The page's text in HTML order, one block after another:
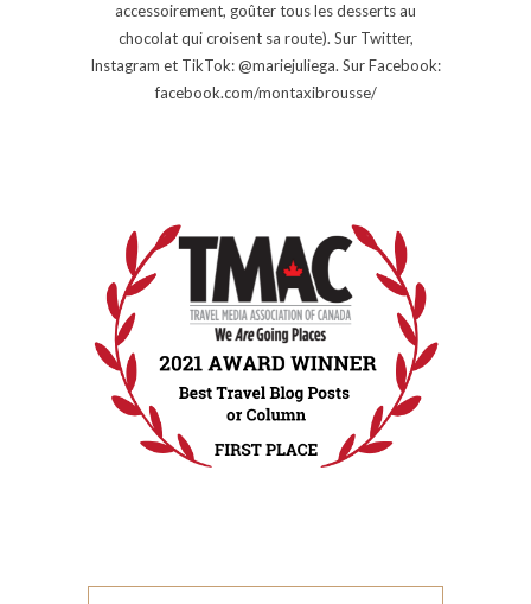
accessoirement, goûter tous les desserts au
chocolat qui croisent sa route). Sur Twitter,
Instagram et TikTok: @mariejuliega. Sur Facebook:
facebook.com/montaxibrousse/